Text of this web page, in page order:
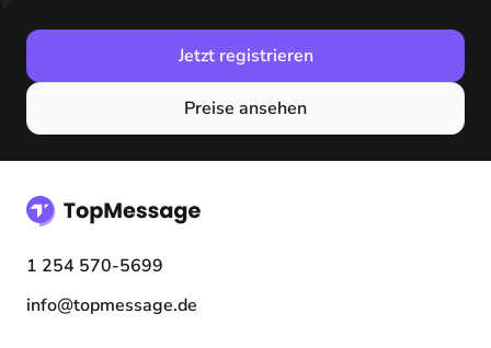
Jetzt registrieren
Preise ansehen
1 254 570-5699
info@topmessage.de